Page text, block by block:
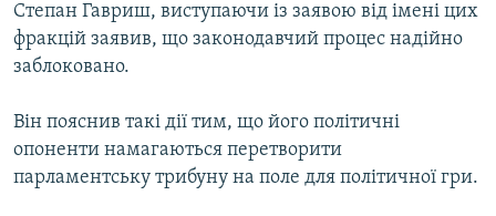
КТАТ
ДОЛУЧАЙСЯ!
Степан Гавриш, виступаючи із заявою від імені цих
фракцій заявив, що законодавчий процес надійно
заблоковано.
Він пояснив такі дії тим, що його політичні
опоненти намагаються перетворити
парламентську трибуну на поле для політичної гри.